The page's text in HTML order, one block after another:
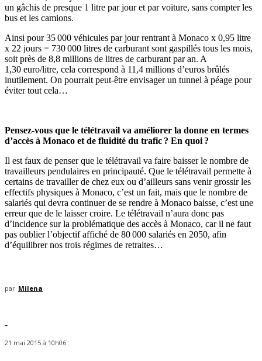
un gâchis de presque 1 litre par jour et par voiture, sans compter les
bus et les camions.
Ainsi pour 35 000 véhicules par jour rentrant à Monaco x 0,95 litre
x 22 jours = 730 000 litres de carburant sont gaspillés tous les mois,
soit près de 8,8 millions de litres de carburant par an. A
1,30 euro/litre, cela correspond à 11,4 millions d’euros brûlés
inutilement. On pourrait peut-être envisager un tunnel à péage pour
éviter tout cela…
Pensez-vous que le télétravail va améliorer la donne en termes
d’accès à Monaco et de fluidité du trafic ? En quoi ?
Il est faux de penser que le télétravail va faire baisser le nombre de
travailleurs pendulaires en principauté. Que le télétravail permette à
certains de travailler de chez eux ou d’ailleurs sans venir grossir les
effectifs physiques à Monaco, c’est un fait, mais que le nombre de
salariés qui devra continuer de se rendre à Monaco baisse, c’est une
erreur que de le laisser croire. Le télétravail n’aura donc pas
d’incidence sur la problématique des accès à Monaco, car il ne faut
pas oublier l’objectif affiché de 80 000 salariés en 2050, afin
d’équilibrer nos trois régimes de retraites…
par Milena
-
21 mai 2015 à 10h06